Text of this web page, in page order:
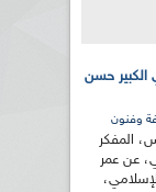
الكبير حسن
وفنون
المفكر
عن عمر
الإسلامي،